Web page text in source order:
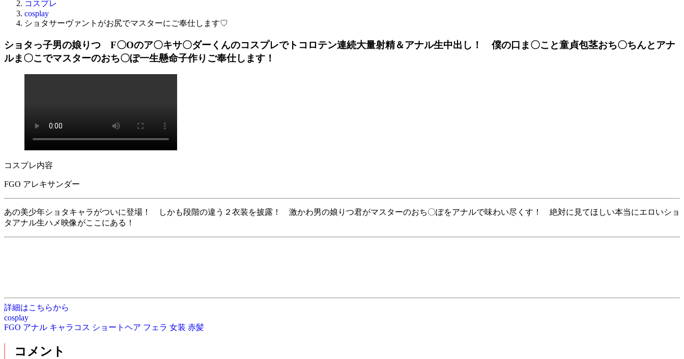
コスプレ
cosplay
ショタサーヴァントがお尻でマスターにご奉仕します♡
ショタっ子男の娘りつ F〇Oのア〇キサ〇ダーくんのコスプレでトコロテン連続大量射精＆アナル生中出し！ 僕の口ま〇こと童貞包茎おち〇ちんとアナ
ルま〇こでマスターのおち〇ぽ一生懸命子作りご奉仕します！
コスプレ内容
FGO アレキサンダー
あの美少年ショタキャラがついに登場！ しかも段階の違う２衣装を披露！ 激かわ男の娘りつ君がマスターのおち〇ぽをアナルで味わい尽くす！ 絶対に見てほしい本当にエロいショ
タアナル生ハメ映像がここにある！
詳細はこちらから
cosplay
FGO アナル キャラコス ショートヘア フェラ 女装 赤髪
コメント